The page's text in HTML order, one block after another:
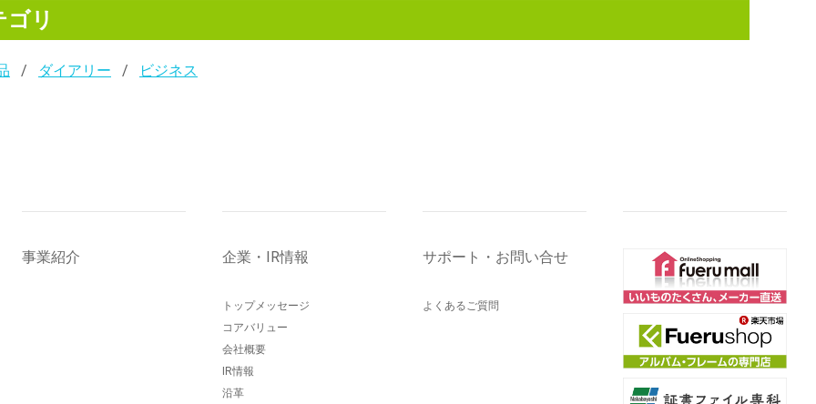
リ
ダイアリー ビジネス
事業紹介 企業・IR情報
トップメッセージ
コアバリュー
会社概要
IR情報
沿革
サポート・お問い合せ
よくあるご質問